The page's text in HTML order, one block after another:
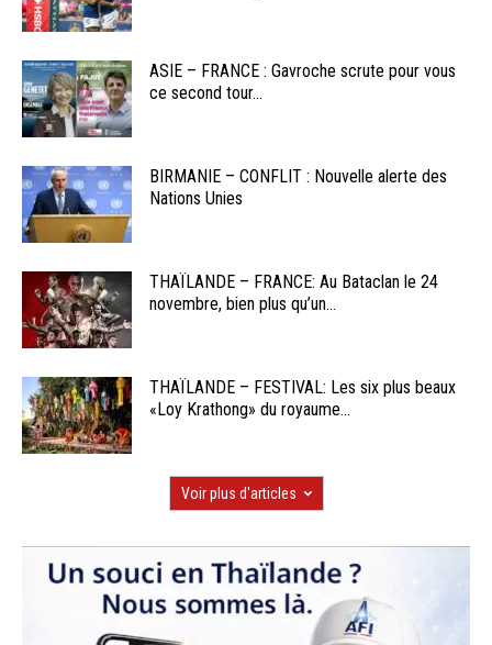
ASIE – FRANCE : Gavroche scrute pour vous
ce second tour...
BIRMANIE – CONFLIT : Nouvelle alerte des
Nations Unies
THAÏLANDE – FRANCE: Au Bataclan le 24
novembre, bien plus qu’un...
THAÏLANDE – FESTIVAL: Les six plus beaux
«Loy Krathong» du royaume...
Voir plus d'articles